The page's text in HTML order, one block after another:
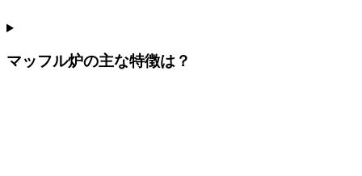
マッフル炉の主な特徴は？